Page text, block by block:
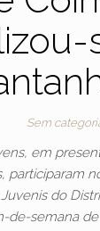
Sem
em
participaram
do
de-semana